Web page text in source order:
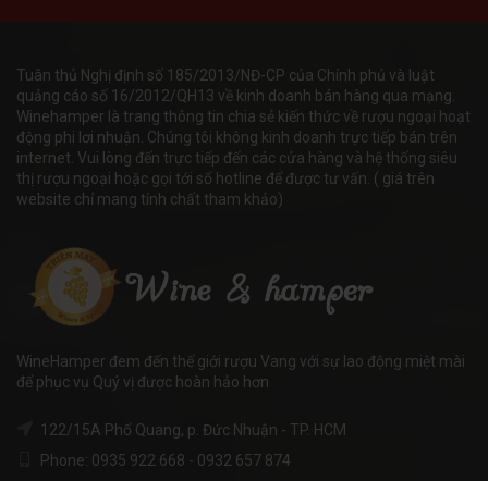
Tuân thủ Nghị định số 185/2013/NĐ-CP của Chính phủ và luật
quảng cáo số 16/2012/QH13 về kinh doanh bán hàng qua mạng.
Winehamper là trang thông tin chia sẻ kiến thức về rượu ngoại hoạt
động phi lơi nhuận. Chúng tôi không kinh doanh trực tiếp bán trên
internet. Vui lòng đến trực tiếp đến các cửa hàng và hệ thống siêu
thị rượu ngoại hoặc gọi tới số hotline để được tư vấn. ( giá trên
website chỉ mang tính chất tham khảo)
WineHamper đem đến thế giới rượu Vang với sự lao động miệt mài
để phục vụ Quý vị được hoàn hảo hơn
122/15A Phổ Quang, p. Đức Nhuận - TP. HCM
Phone: 0935 922 668 - 0932 657 874